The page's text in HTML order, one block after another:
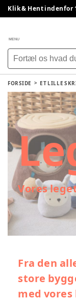
Klik & Hent indenfor
MENU
FORSIDE ET LILLE
Vores
Fra den
store
med